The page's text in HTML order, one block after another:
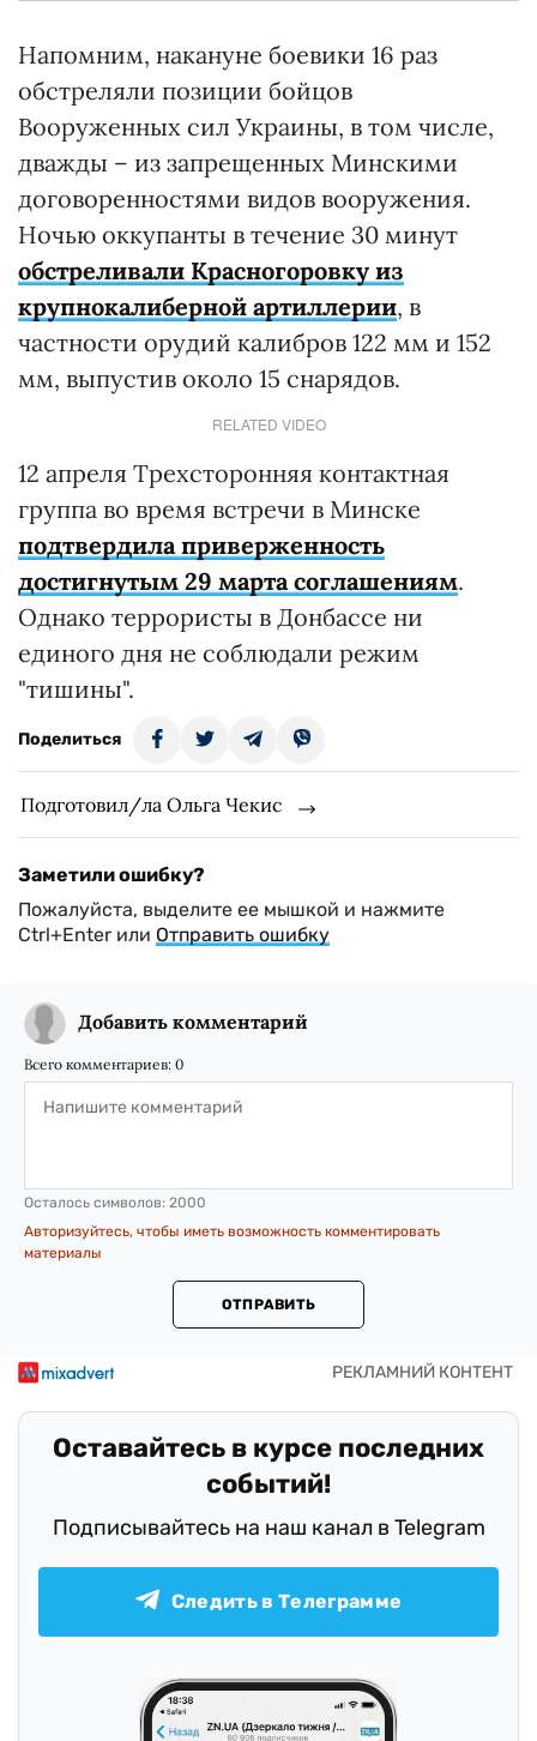
Напомним, накануне боевики 16 раз
обстреляли позиции бойцов
Вооруженных сил Украины, в том числе,
дважды – из запрещенных Минскими
договоренностями видов вооружения.
Ночью оккупанты в течение 30 минут
обстреливали Красногоровку из
крупнокалиберной артиллерии, в
частности орудий калибров 122 мм и 152
мм, выпустив около 15 снарядов.
RELATED VIDEO
12 апреля Трехсторонняя контактная
группа во время встречи в Минске
подтвердила приверженность
достигнутым 29 марта соглашениям.
Однако террористы в Донбассе ни
единого дня не соблюдали режим
"тишины".
Поделиться
Подготовил/ла Ольга Чекис
Заметили ошибку?
Пожалуйста, выделите ее мышкой и нажмите
Ctrl+Enter или Отправить ошибку
Добавить комментарий
Всего комментариев: 0
Осталось символов: 2000
Авторизуйтесь, чтобы иметь возможность комментировать
материалы
ОТПРАВИТЬ
Оставайтесь в курсе последних
событий!
Подписывайтесь на наш канал в Telegram
Следить в Телеграмме